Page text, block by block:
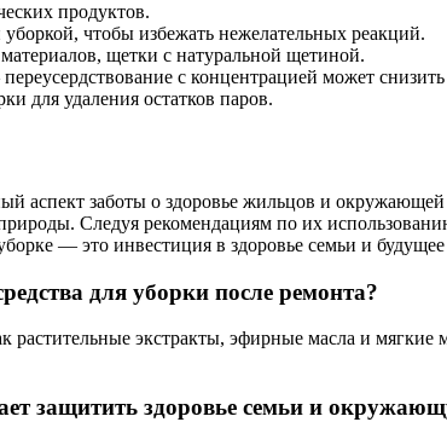
продуктов.
чтобы избежать нежелательных реакций.
щетки с натуральной щетиной.
с концентрацией может
для удаления остатков паров.
аспект заботы о здоровье жильцов и
Следуя рекомендациям по их
— это инвестиция в здоровье семьи и
для уборки после ремонта?
растительные экстракты, эфирные масла и
защитить здоровье семьи и